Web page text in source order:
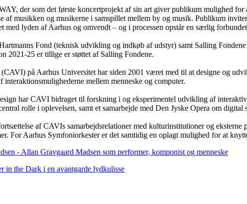
der som det første koncertprojekt af sin art giver publikum mulighed
af musikken og musikerne i samspillet mellem by og musik. Publikum
lyden af Aarhus og omvendt – og i processen opstår en særlig
Fond (teknisk udvikling og indkøb af udstyr) samt Salling
2021-25 er tillige er støttet af Salling Fondene.
på Aarhus Universitet har siden 2001 været med til at designe og
mellem menneske og computer.
har CAVI bidraget til forskning i og eksperimentel udvikling af
rolle i oplevelsen, samt et samarbejde med Den Jyske Opera om digital
af CAVIs samarbejdsrelationer med kulturinstitutioner og
For Aarhus Symfoniorkester er det samtidig en oplagt mulighed for at
- Allan Gravgaard Madsen som performer, komponist og menneske
the Dark i en avantgarde lydkulisse